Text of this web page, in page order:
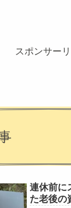
スポンサー
連休前に
た老後の